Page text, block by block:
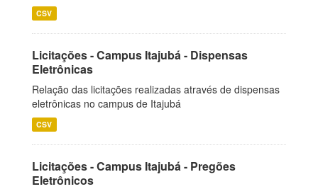
CSV
Licitações - Campus Itajubá - Dispensas
Eletrônicas
Relação das licitações realizadas através de dispensas
eletrônicas no campus de Itajubá
CSV
Licitações - Campus Itajubá - Pregões
Eletrônicos